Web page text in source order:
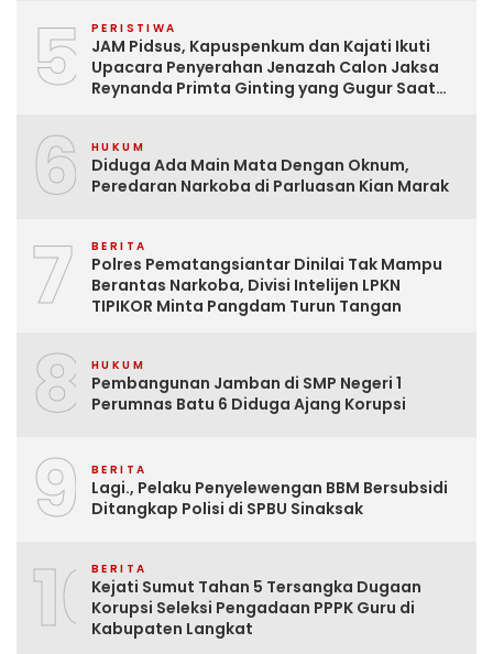
5 PERISTIWA
JAM Pidsus, Kapuspenkum dan Kajati Ikuti
Upacara Penyerahan Jenazah Calon Jaksa
Reynanda Primta Ginting yang Gugur Saat
6 HUKUM
Diduga Ada Main Mata Dengan Oknum,
Peredaran Narkoba di Parluasan Kian Marak
7 BERITA
Polres Pematangsiantar Dinilai Tak Mampu
Berantas Narkoba, Divisi Intelijen LPKN
TIPIKOR Minta Pangdam Turun Tangan
8 HUKUM
Pembangunan Jamban di SMP Negeri 1
Perumnas Batu 6 Diduga Ajang Korupsi
9 BERITA
Lagi., Pelaku Penyelewengan BBM Bersubsidi
Ditangkap Polisi di SPBU Sinaksak
10BERITA
Kejati Sumut Tahan 5 Tersangka Dugaan
Korupsi Seleksi Pengadaan PPPK Guru di
Kabupaten Langkat